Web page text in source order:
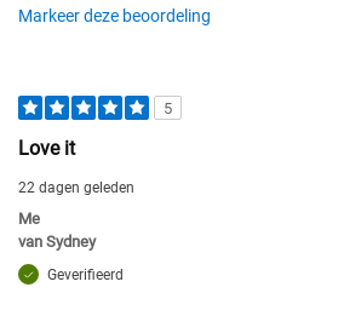
Markeer deze beoordeling
5
Love it
22 dagen geleden
Me
van Sydney
Geverifieerd